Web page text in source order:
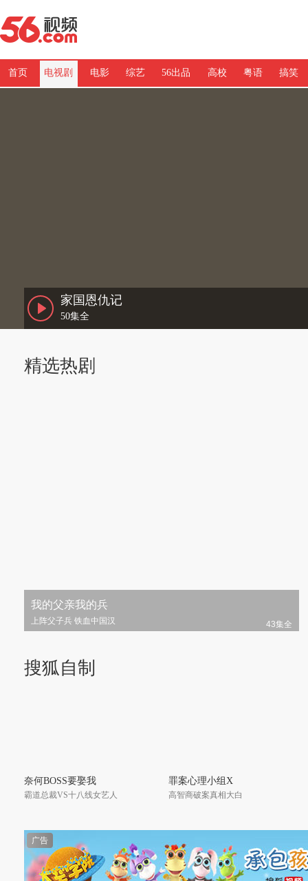
首页 电视剧 电影 综艺 56出品 高校 粤语 搞笑
家国恩仇记
50集全
精选热剧
43集全
我的父亲我的兵
上阵父子兵 铁血中国汉
搜狐自制
奈何BOSS要娶我
霸道总裁VS十八线女艺人
罪案心理小组X
高智商破案真相大白
广告